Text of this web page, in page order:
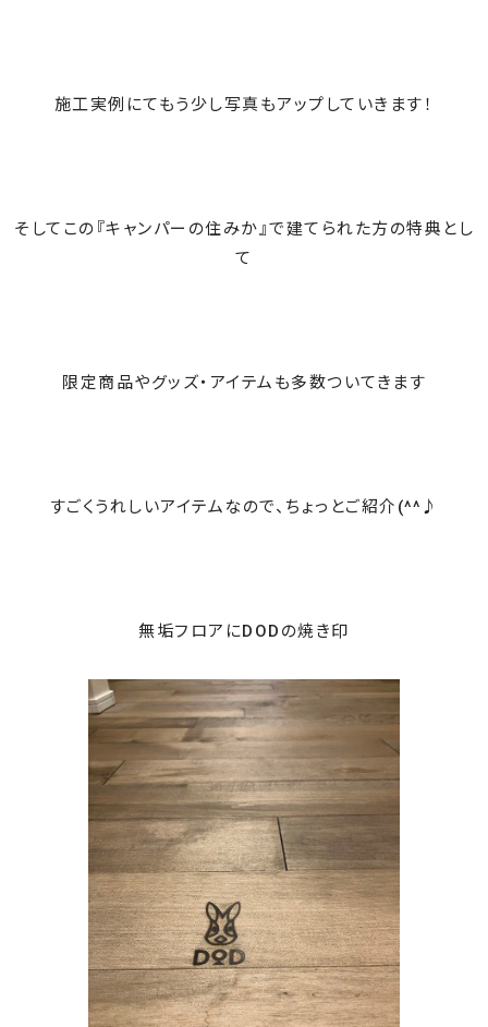
施工実例にてもう少し写真もアップしていきます！
そしてこの『キャンパーの住みか』で建てられた方の特典とし
て
限定商品やグッズ・アイテムも多数ついてきます
すごくうれしいアイテムなので、ちょっとご紹介(^^♪
無垢フロアにDODの焼き印